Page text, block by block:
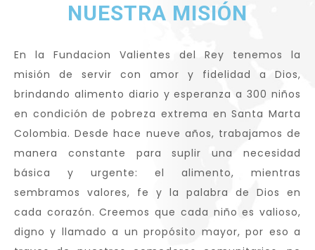
NUESTRA MISIÓN
En la Fundacion Valientes del Rey tenemos la
misión de servir con amor y fidelidad a Dios,
brindando alimento diario y esperanza a 300 niños
en condición de pobreza extrema en Santa Marta
Colombia. Desde hace nueve años, trabajamos de
manera constante para suplir una necesidad
básica y urgente: el alimento, mientras
sembramos valores, fe y la palabra de Dios en
cada corazón. Creemos que cada niño es valioso,
digno y llamado a un propósito mayor, por eso a